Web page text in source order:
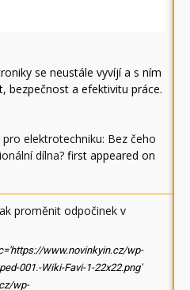
se neustále vyvíjí a s ním
bezpečnost a efektivitu práce.
elektrotechniku: Bez čeho
dílna? first appeared on
proměnit odpočinek v
www.novinkyin.cz/wp-
001.-Wiki-Favi-1-22x22.png'
wp-